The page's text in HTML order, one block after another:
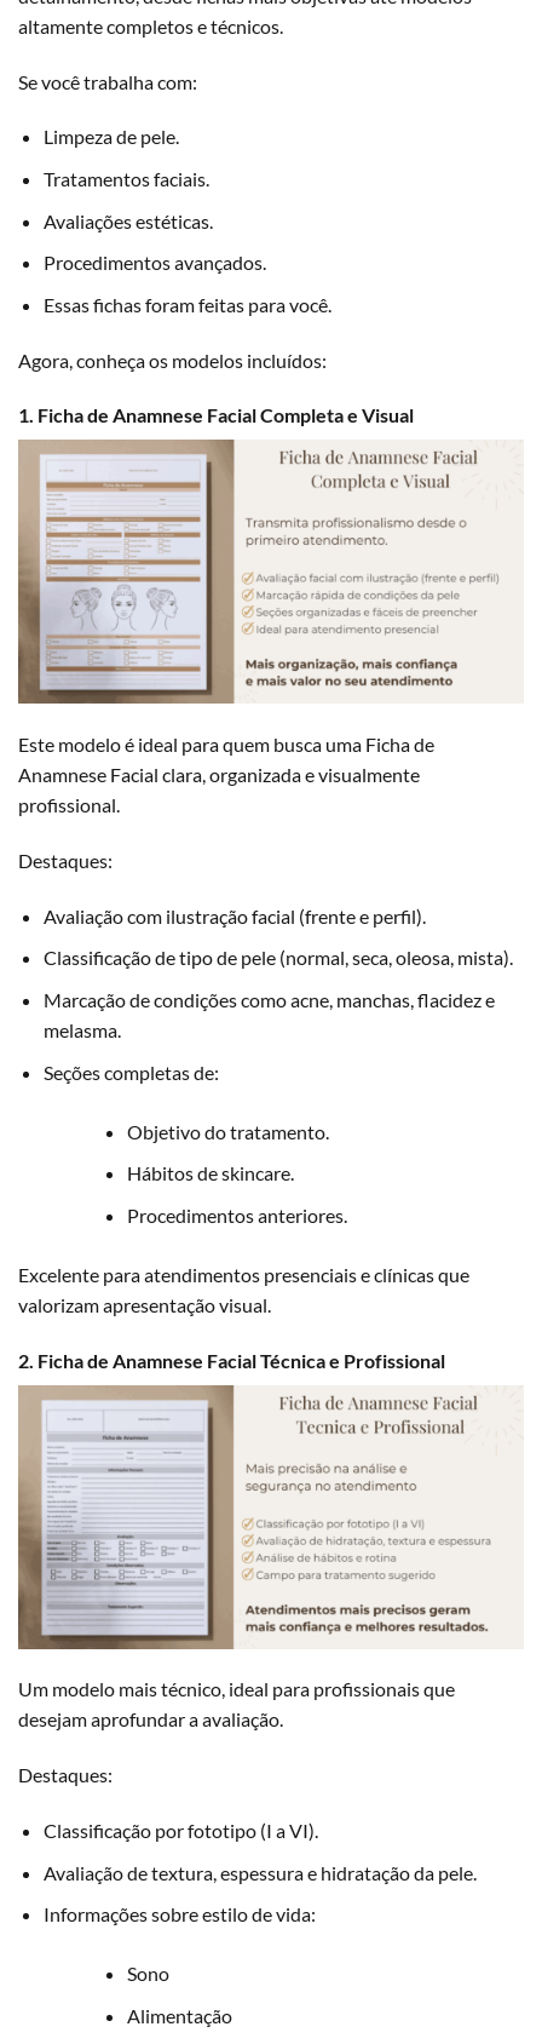
altamente completos e técnicos.
Se você trabalha com:
Limpeza de pele.
Tratamentos faciais.
Avaliações estéticas.
Procedimentos avançados.
Essas fichas foram feitas para você.
Agora, conheça os modelos incluídos:
1. Ficha de Anamnese Facial Completa e Visual
Este modelo é ideal para quem busca uma Ficha de
Anamnese Facial clara, organizada e visualmente
profissional.
Destaques:
Avaliação com ilustração facial (frente e perfil).
Classificação de tipo de pele (normal, seca, oleosa, mista).
Marcação de condições como acne, manchas, flacidez e
melasma.
Seções completas de:
Objetivo do tratamento.
Hábitos de skincare.
Procedimentos anteriores.
Excelente para atendimentos presenciais e clínicas que
valorizam apresentação visual.
2. Ficha de Anamnese Facial Técnica e Profissional
Um modelo mais técnico, ideal para profissionais que
desejam aprofundar a avaliação.
Destaques:
Classificação porfototipo(I a VI).
Avaliação de textura, espessura e hidratação da pele.
Informações sobre estilo de vida:
Sono
Alimentação